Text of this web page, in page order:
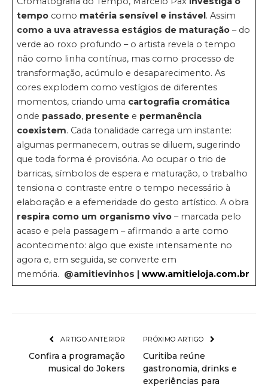
tempo como matéria sensível e instável. Assim
como a uva atravessa estágios de maturação – do
verde ao roxo profundo – o artista revela o tempo
não como linha contínua, mas como processo de
transformação, acúmulo e desaparecimento. As
cores explodem como vestígios de diferentes
momentos, criando uma cartografia cromática
onde passado, presente e permanência
coexistem. Cada tonalidade carrega um instante:
algumas permanecem, outras se diluem, sugerindo
que toda forma é provisória. Ao ocupar o trio de
barricas, símbolos de espera e maturação, o trabalho
tensiona o contraste entre o tempo necessário à
elaboração e a efemeridade do gesto artístico. A obra
respira como um organismo vivo – marcada pelo
acaso e pela passagem – afirmando a arte como
acontecimento: algo que existe intensamente no
agora e, em seguida, se converte em
memória. @amitievinhos |www.amitieloja.com.br
ARTIGO ANTERIOR
Confira a programação
musical do Jokers
PRÓXIMO ARTIGO
Curitiba reúne
gastronomia, drinks e
experiências para